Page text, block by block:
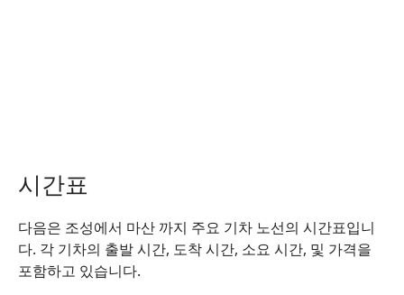
시간표
다음은 조성에서 마산 까지 주요 기차 노선의 시간표입니
다. 각 기차의 출발 시간, 도착 시간, 소요 시간, 및 가격을
포함하고 있습니다.